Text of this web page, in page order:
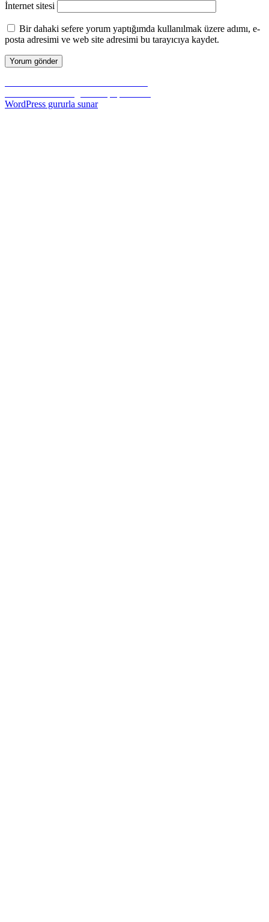
İnternet sitesi
Bir dahaki sefere yorum yaptığımda kullanılmak üzere adımı, e-
posta adresimi ve web site adresimi bu tarayıcıya kaydet.
Yazı
dolaşımı
yazı:
WordPress gururla sunar